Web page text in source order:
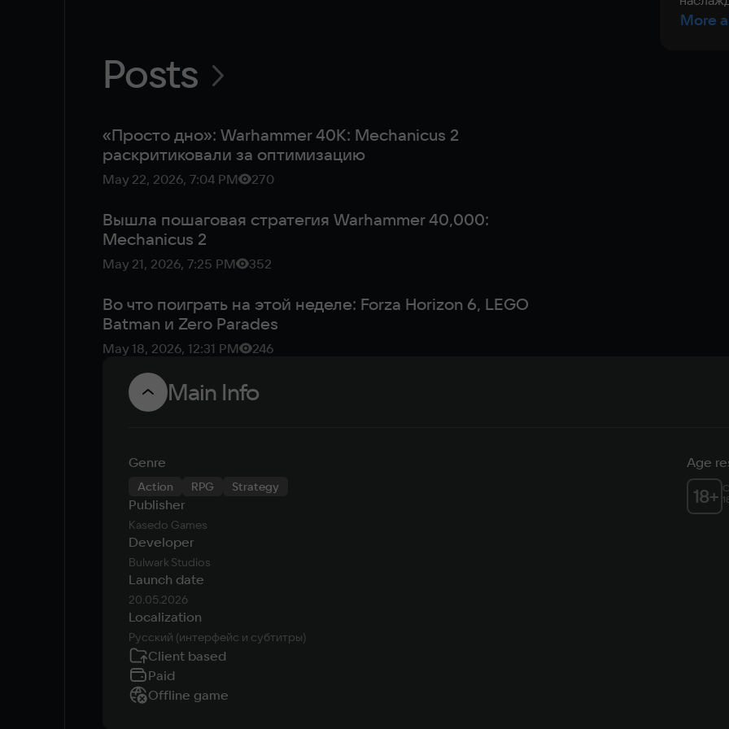
More
Posts
«Просто дно»: Warhammer 40К: Mechanicus 2
раскритиковали за оптимизацию
May 22, 2026, 7:04 PM 270
Вышла пошаговая стратегия Warhammer 40,000:
Mechanicus 2
May 21, 2026, 7:25 PM 352
Во что поиграть на этой неделе: Forza Horizon 6, LEGO
Batman и Zero Parades
May 18, 2026, 12:31 PM 246
Main Info
Genre
Action RPG Strategy
Publisher
Kasedo Games
Developer
Bulwark Studios
Launch date
20.05.2026
Localization
Русский (интерфейс и субтитры)
Age
18+
Client based
Paid
Offline game